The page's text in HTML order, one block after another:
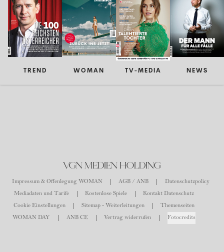
TREND WOMAN TV-MEDIA NEWS
VGN MEDIEN HOLDING
Impressum & Offenlegung WOMAN AGB / ANB
Datenschutzpolicy
Mediadaten und Tarife
Kostenlose Spiele
Kontakt Datenschutz
Cookie Einstellungen
Sitemap - Weiterleitungen
Themenseiten
WOMAN DAY
ANB CE Vertrag widerrufen Fotocredits